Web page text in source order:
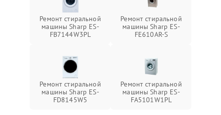
Ремонт стиральной
машины Sharp ES-
FB7144W3PL
Ремонт стиральной
машины Sharp ES-
FE610AR-S
Ремонт стиральной
машины Sharp ES-
FD8145W5
Ремонт стиральной
машины Sharp ES-
FA5101W1PL